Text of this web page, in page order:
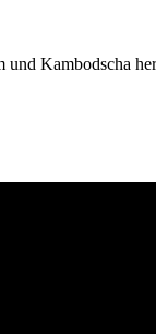
Kambodscha